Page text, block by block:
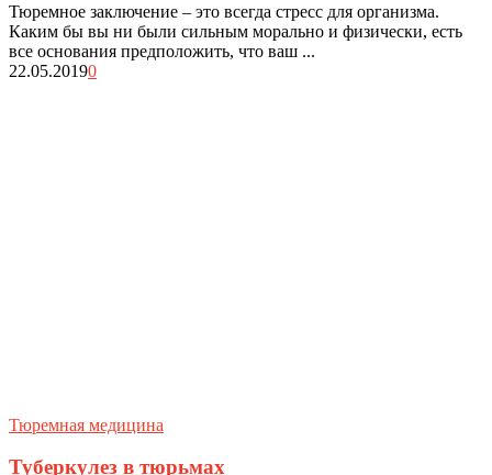
Тюремное заключение – это всегда стресс для организма.
Каким бы вы ни были сильным морально и физически, есть
все основания предположить, что ваш ...
22.05.20190
Тюремная медицина
Туберкулез в тюрьмах